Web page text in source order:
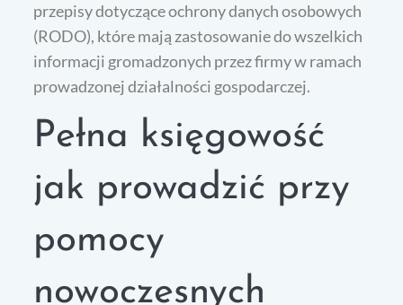
przepisy dotyczące ochrony danych osobowych
(RODO), które mają zastosowanie do wszelkich
informacji gromadzonych przez firmy w ramach
prowadzonej działalności gospodarczej.
Pełna księgowość
jak prowadzić przy
pomocy
nowoczesnych